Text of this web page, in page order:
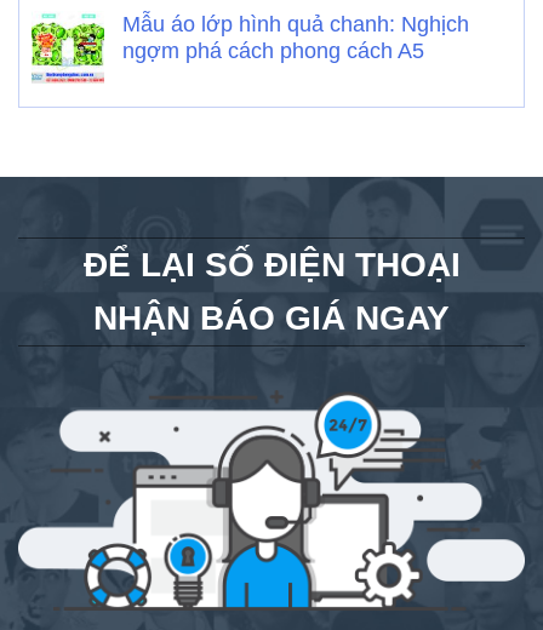
Mẫu áo lớp hình quả chanh: Nghịch
ngợm phá cách phong cách A5
ĐỂ LẠI SỐ ĐIỆN THOẠI
NHẬN BÁO GIÁ NGAY